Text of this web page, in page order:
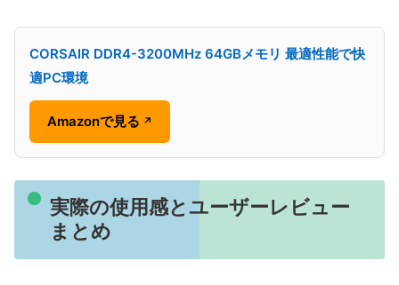
CORSAIR DDR4-3200MHz 64GBメモリ 最適性能で快
適PC環境
Amazonで見る ↗
実際の使用感とユーザーレビュー
まとめ